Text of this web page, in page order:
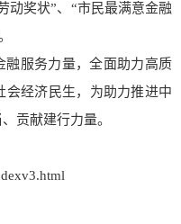
动奖状”、“市民最满意金融
融服务力量，全面助力高质
会经济民生，为助力推进中
贡献建行力量。